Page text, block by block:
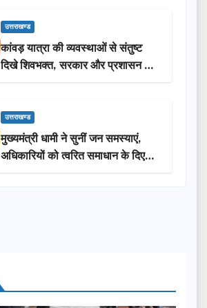
उत्तराखण्ड
कांवड़ यात्रा की व्यवस्थाओं से संतुष्ट
दिखे शिवभक्त, सरकार और प्रशासन की
सराहना…
उत्तराखण्ड
मुख्यमंत्री धामी ने सुनीं जन समस्याएं,
अधिकारियों को त्वरित समाधान के दिए
निर्देश